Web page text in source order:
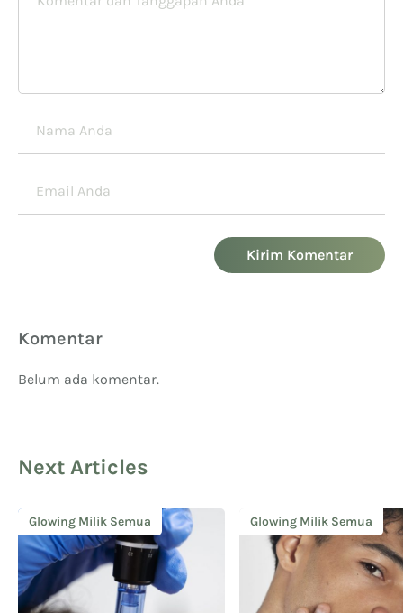
Kirim Komentar
Komentar
Belum ada komentar.
Next Articles
Glowing Milik Semua Glowing Milik Semua